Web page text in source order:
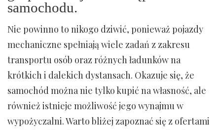
samochodu.
Nie powinno to nikogo dziwić, ponieważ pojazdy
mechaniczne spełniają wiele zadań z zakresu
transportu osób oraz różnych ładunków na
krótkich i dalekich dystansach. Okazuje się, że
samochód można nie tylko kupić na własność, ale
również istnieje możliwość jego wynajmu w
wypożyczalni. Warto bliżej zapoznać się z ofertami